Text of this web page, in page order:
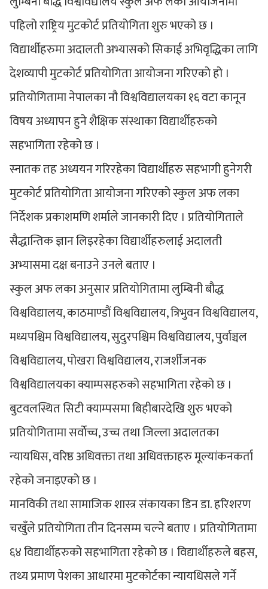
पहिलो राष्ट्रिय मुटकोर्ट प्रतियोगिता शुरु भएको छ ।
विद्यार्थीहरुमा अदालती अभ्यासको सिकाई अभिवृद्धिका लागि
देशव्यापी मुटकोर्ट प्रतियोगिता आयोजना गरिएको हो ।
प्रतियोगितामा नेपालका नौ विश्वविद्यालयका १६ वटा कानून
विषय अध्यापन हुने शैक्षिक संस्थाका विद्यार्थीहरुको
सहभागिता रहेको छ ।
स्नातक तह अध्ययन गरिरहेका विद्यार्थीहरु सहभागी हुनेगरी
मुटकोर्ट प्रतियोगिता आयोजना गरिएको स्कुल अफ लका
निर्देशक प्रकाशमणि शर्माले जानकारी दिए । प्रतियोगिताले
सैद्धान्तिक ज्ञान लिइरहेका विद्यार्थीहरुलाई अदालती
अभ्यासमा दक्ष बनाउने उनले बताए ।
स्कुल अफ लका अनुसार प्रतियोगितामा लुम्बिनी बौद्ध
विश्वविद्यालय, काठमाण्डौं विश्वविद्यालय, त्रिभुवन विश्वविद्यालय,
मध्यपश्चिम विश्वविद्यालय, सुदुरपश्चिम विश्वविद्यालय, पुर्वाञ्चल
विश्वविद्यालय, पोखरा विश्वविद्यालय, राजर्शीजनक
विश्वविद्यालयका क्याम्पसहरुको सहभागिता रहेको छ ।
बुटवलस्थित सिटी क्याम्पसमा बिहीबारदेखि शुरु भएको
प्रतियोगितामा सर्वाेच्च, उच्च तथा जिल्ला अदालतका
न्यायधिस, वरिष्ठ अधिवक्ता तथा अधिवक्ताहरु मूल्यांकनकर्ता
रहेको जनाइएको छ ।
मानविकी तथा सामाजिक शास्त्र संकायका डिन डा. हरिशरण
चखुँले प्रतियोगिता तीन दिनसम्म चल्ने बताए । प्रतियोगितामा
६४ विद्यार्थीहरुको सहभागिता रहेको छ । विद्यार्थीहरुले बहस,
तथ्य प्रमाण पेशका आधारमा मुटकोर्टका न्यायधिसले गर्ने